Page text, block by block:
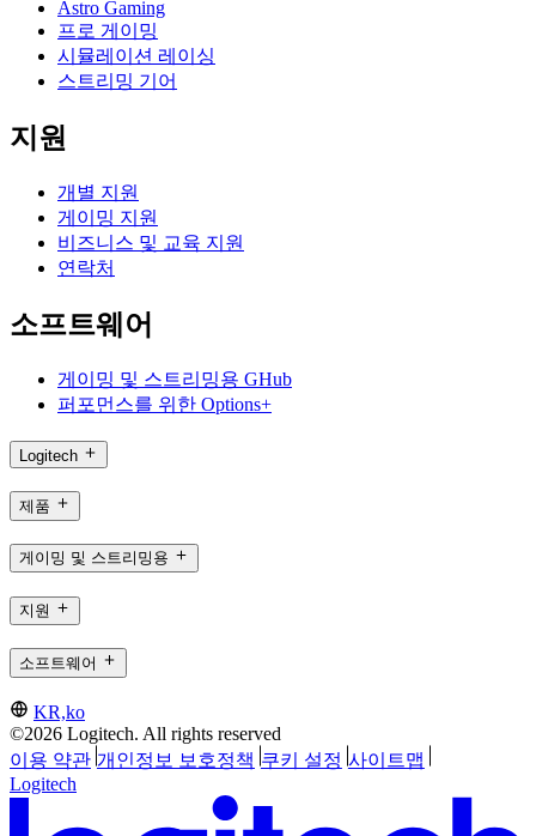
Astro Gaming
프로 게이밍
시뮬레이션 레이싱
스트리밍 기어
지원
개별 지원
게이밍 지원
비즈니스 및 교육 지원
연락처
소프트웨어
게이밍 및 스트리밍용 GHub
퍼포먼스를 위한 Options+
Logitech
제품
게이밍 및 스트리밍용
지원
소프트웨어
KR,ko
©2026 Logitech. All rights reserved
이용 약관 개인정보 보호정책 쿠키 설정 사이트맵
Logitech